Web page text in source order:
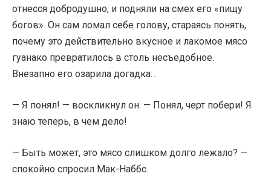
отнесся добродушно, и подняли на смех его «пищу
богов». Он сам ломал себе голову, стараясь понять,
почему это действительно вкусное и лакомое мясо
гуанако превратилось в столь несъедобное.
Внезапно его озарила догадка…
— Я понял! — воскликнул он. — Понял, черт побери! Я
знаю теперь, в чем дело!
— Быть может, это мясо слишком долго лежало? —
спокойно спросил Мак-Наббс.